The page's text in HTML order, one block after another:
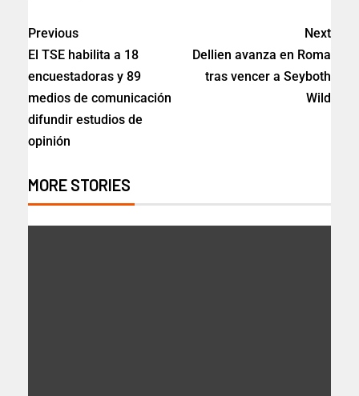
Previous
El TSE habilita a 18
encuestadoras y 89
medios de comunicación
difundir estudios de
opinión
Next
Dellien avanza en Roma
tras vencer a Seyboth
Wild
MORE STORIES